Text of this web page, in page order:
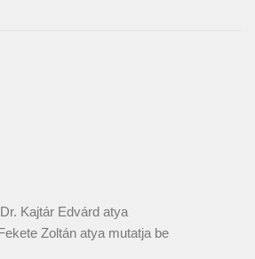
Kajtár Edvárd atya
Zoltán atya mutatja be